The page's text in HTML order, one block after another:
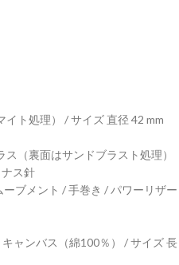
ト処理） / サイズ 直径 42 mm
（裏面はサンドブラスト処理）
ス針
ブメント / 手巻き / パワーリザー
ャンバス（綿100％） / サイズ 長